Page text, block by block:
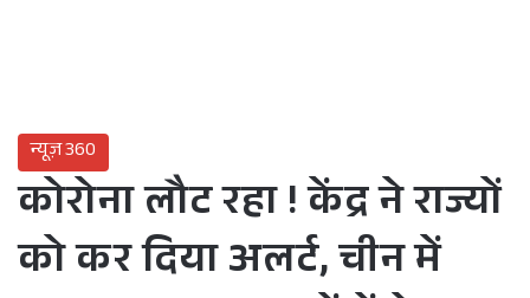
न्यूज़ 360
कोरोना लौट रहा ! केंद्र ने राज्यों
को कर दिया अलर्ट, चीन में